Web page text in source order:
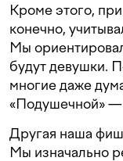
Кроме этого,
конечно,
Мы
будут девушки.
многие даже
«Подушечной» —
Другая наша
Мы изначально